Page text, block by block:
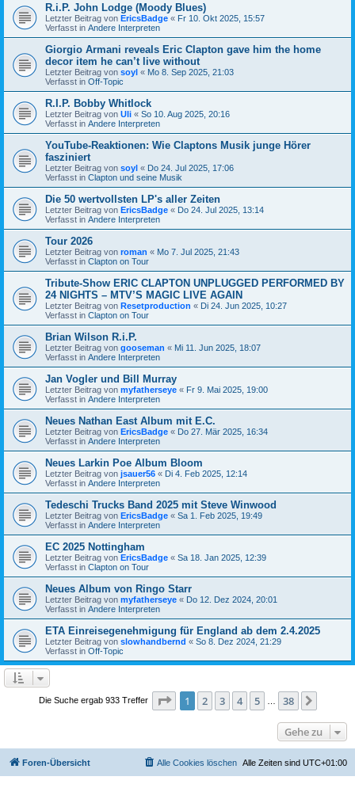
R.i.P. John Lodge (Moody Blues)
Letzter Beitrag von EricsBadge « Fr 10. Okt 2025, 15:57
Verfasst in Andere Interpreten
Giorgio Armani reveals Eric Clapton gave him the home
decor item he can’t live without
Letzter Beitrag von soyl « Mo 8. Sep 2025, 21:03
Verfasst in Off-Topic
R.I.P. Bobby Whitlock
Letzter Beitrag von Uli « So 10. Aug 2025, 20:16
Verfasst in Andere Interpreten
YouTube-Reaktionen: Wie Claptons Musik junge Hörer
fasziniert
Letzter Beitrag von soyl « Do 24. Jul 2025, 17:06
Verfasst in Clapton und seine Musik
Die 50 wertvollsten LP's aller Zeiten
Letzter Beitrag von EricsBadge « Do 24. Jul 2025, 13:14
Verfasst in Andere Interpreten
Tour 2026
Letzter Beitrag von roman « Mo 7. Jul 2025, 21:43
Verfasst in Clapton on Tour
Tribute-Show ERIC CLAPTON UNPLUGGED PERFORMED BY
24 NIGHTS – MTV’S MAGIC LIVE AGAIN
Letzter Beitrag von Resetproduction « Di 24. Jun 2025, 10:27
Verfasst in Clapton on Tour
Brian Wilson R.i.P.
Letzter Beitrag von gooseman « Mi 11. Jun 2025, 18:07
Verfasst in Andere Interpreten
Jan Vogler und Bill Murray
Letzter Beitrag von myfatherseye « Fr 9. Mai 2025, 19:00
Verfasst in Andere Interpreten
Neues Nathan East Album mit E.C.
Letzter Beitrag von EricsBadge « Do 27. Mär 2025, 16:34
Verfasst in Andere Interpreten
Neues Larkin Poe Album Bloom
Letzter Beitrag von jsauer56 « Di 4. Feb 2025, 12:14
Verfasst in Andere Interpreten
Tedeschi Trucks Band 2025 mit Steve Winwood
Letzter Beitrag von EricsBadge « Sa 1. Feb 2025, 19:49
Verfasst in Andere Interpreten
EC 2025 Nottingham
Letzter Beitrag von EricsBadge « Sa 18. Jan 2025, 12:39
Verfasst in Clapton on Tour
Neues Album von Ringo Starr
Letzter Beitrag von myfatherseye « Do 12. Dez 2024, 20:01
Verfasst in Andere Interpreten
ETA Einreisegenehmigung für England ab dem 2.4.2025
Letzter Beitrag von slowhandbernd « So 8. Dez 2024, 21:29
Verfasst in Off-Topic
Die Suche ergab 933 Treffer Seite 1von 38
1 2 3 4 5 38
Gehe zu
Foren-Übersicht Alle Zeiten sind UTC+01:00
Alle Cookies löschen